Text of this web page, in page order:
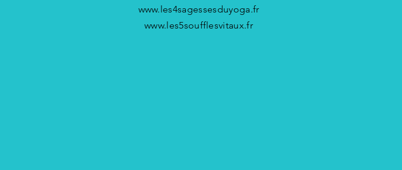
www.les4sagessesduyoga.fr
www.les5soufflesvitaux.fr